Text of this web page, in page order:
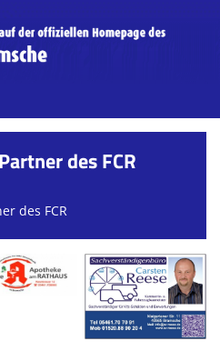
des FCR
des FCR